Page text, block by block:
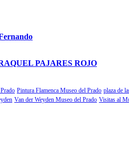
PAJARES ROJO
Pintura Flamenca Museo del Prado plaza de
Van der Weyden Museo del Prado Visitas al